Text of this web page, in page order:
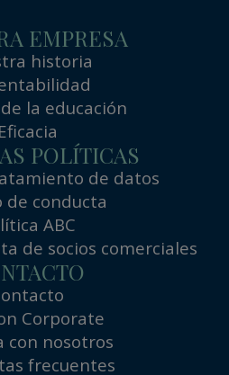
EMPRESA
historia
la educación
Eficacia
POLÍTICAS
de datos
de conducta
ABC
de socios comerciales
Corporate
con nosotros
frecuentes